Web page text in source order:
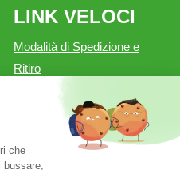
LINK VELOCI
Modalità di Spedizione e
Ritiro
Informativa privacy
Condizioni di vendita